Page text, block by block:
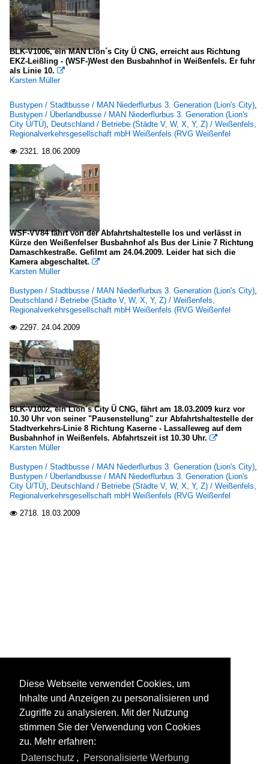
BLK-V1006, ein MAN Lion´s City Ü CNG, erreicht aus Richtung
EKZ-Leißling - (WSF-)West den Busbahnhof in Weißenfels. Er fuhr
als Linie 10. 
Karsten Müller
Bustypen / Stadtbusse / MAN Niederflurbus 3. Generation (Lion's City),
Bustypen / Überlandbusse / MAN Niederflurbus 3. Generation (Lion's
City Ü/TÜ), Deutschland / Betriebe (Städte V, W, X, Y, Z) / Weißenfels,
Regionalverkehrsgesellschaft mbH Weißenfels (RVG Weißenfel
 2321. 18.06.2009
WSF-VV84 fährt von der Abfahrtshaltestelle los und verlässt in
Kürze den Weißenfelser Busbahnhof als Bus der Linie 7 Richtung
Damaschkestraße. Gefilmt am 24.04.2009. Leider hat sich die
Kamera abgeschaltet. 
Karsten Müller
Bustypen / Stadtbusse / MAN Niederflurbus 3. Generation (Lion's City),
Deutschland / Betriebe (Städte V, W, X, Y, Z) / Weißenfels,
Regionalverkehrsgesellschaft mbH Weißenfels (RVG Weißenfel
 2297. 24.04.2009
BLK-V1002, ein Lion´s City Ü CNG, fährt am 18.03.2009 kurz vor
10.30 Uhr von seiner "Pausenstellung" zur Abfahrtshaltestelle der
Stadtverkehrs-Linie 8 Richtung Kaserne - Lassalleweg auf dem
Busbahnhof in Weißenfels. Abfahrtszeit ist 10.30 Uhr. 
Karsten Müller
Bustypen / Stadtbusse / MAN Niederflurbus 3. Generation (Lion's City),
Bustypen / Überlandbusse / MAN Niederflurbus 3. Generation (Lion's
City Ü/TÜ), Deutschland / Betriebe (Städte V, W, X, Y, Z) / Weißenfels,
Regionalverkehrsgesellschaft mbH Weißenfels (RVG Weißenfel
 2718. 18.03.2009
Diese Webseite verwendet Cookies, um
Inhalte und Anzeigen zu personalisieren und
Zugriffe zu analysieren. Mit der Nutzung
stimmen Sie der Verwendung von Cookies
zu. Mehr erfahren:
Datenschutz , Personalisierte Werbung